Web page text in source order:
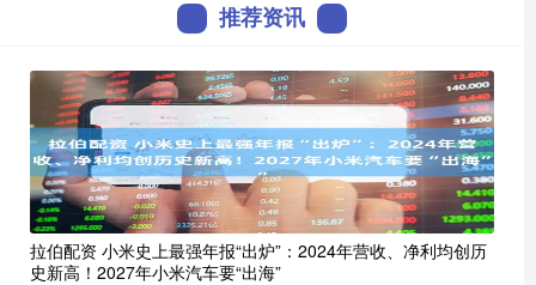
推荐资讯
拉伯配资 小米史上最强年报“出炉”：2024年营收、净利均创历
史新高！2027年小米汽车要“出海”